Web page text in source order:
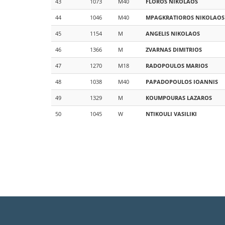
44 1046 M40 MPAGKRATIOROS NIKOLAOS
45 1154 M ANGELIS NIKOLAOS
46 1366 M ZVARNAS DIMITRIOS
47 1270 M18 RADOPOULOS MARIOS
48 1038 M40 PAPADOPOULOS IOANNIS
49 1329 M KOUMPOURAS LAZAROS
50 1045 W NTIKOULI VASILIKI